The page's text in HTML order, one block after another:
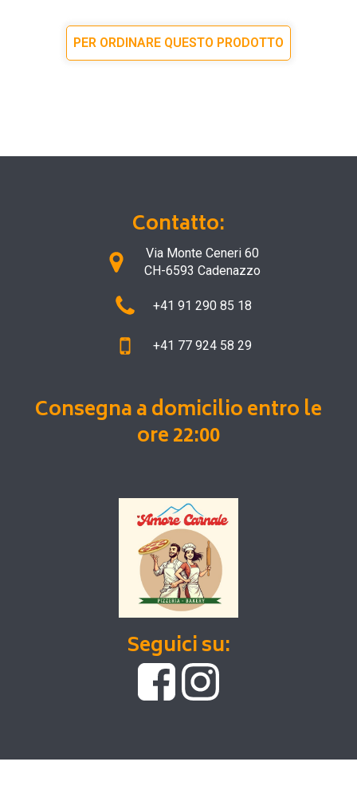
PER ORDINARE QUESTO PRODOTTO
Contatto:
Via Monte Ceneri 60
CH-6593 Cadenazzo
+41 91 290 85 18
+41 77 924 58 29
Consegna a domicilio entro le
ore 22:00
Seguici su: